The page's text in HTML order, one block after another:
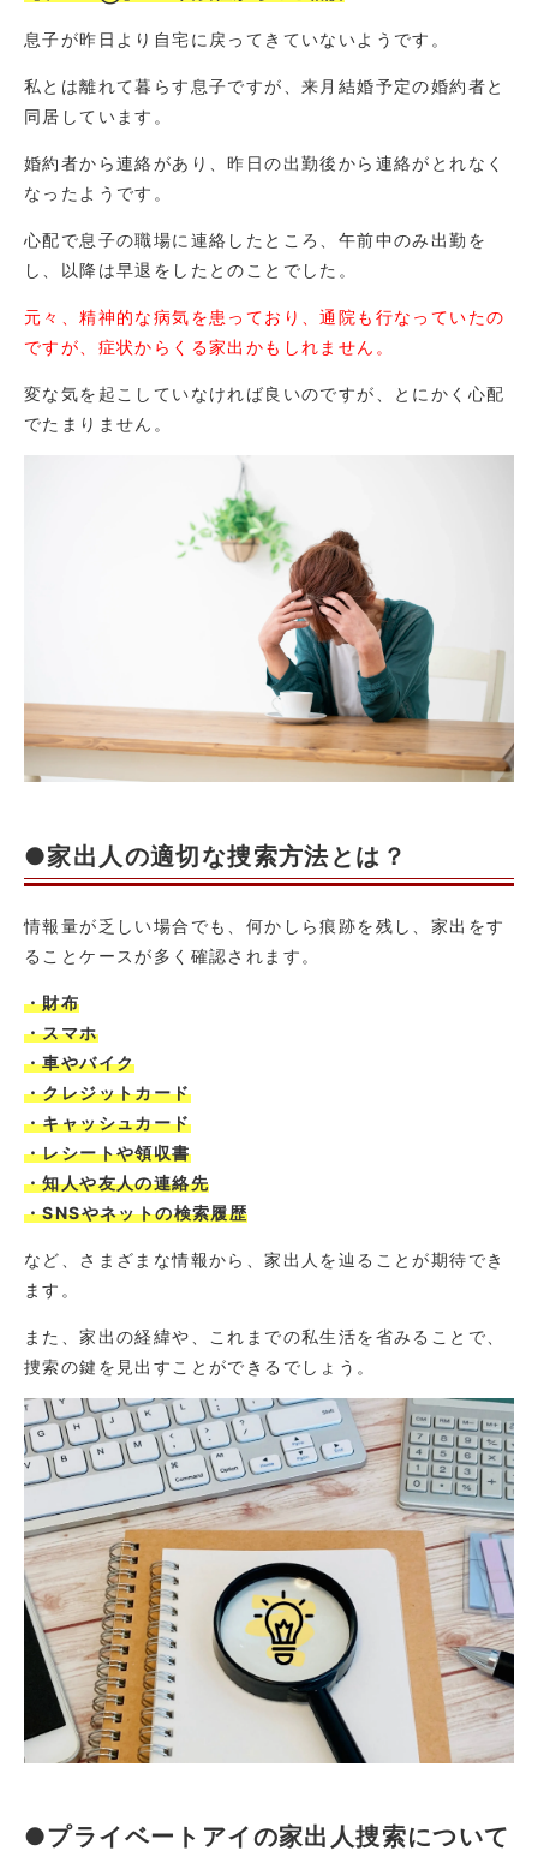
息子が昨日より自宅に戻ってきていないようです。
私とは離れて暮らす息子ですが、来月結婚予定の婚約者と
同居しています。
婚約者から連絡があり、昨日の出勤後から連絡がとれなく
なったようです。
心配で息子の職場に連絡したところ、午前中のみ出勤を
し、以降は早退をしたとのことでした。
元々、精神的な病気を患っており、通院も行なっていたの
ですが、症状からくる家出かもしれません。
変な気を起こしていなければ良いのですが、とにかく心配
でたまりません。
●家出人の適切な捜索方法とは？
情報量が乏しい場合でも、何かしら痕跡を残し、家出をす
ることケースが多く確認されます。
・財布
・スマホ
・車やバイク
・クレジットカード
・キャッシュカード
・レシートや領収書
・知人や友人の連絡先
・SNSやネットの検索履歴
など、さまざまな情報から、家出人を辿ることが期待でき
ます。
また、家出の経緯や、これまでの私生活を省みることで、
捜索の鍵を見出すことができるでしょう。
●プライベートアイの家出人捜索について